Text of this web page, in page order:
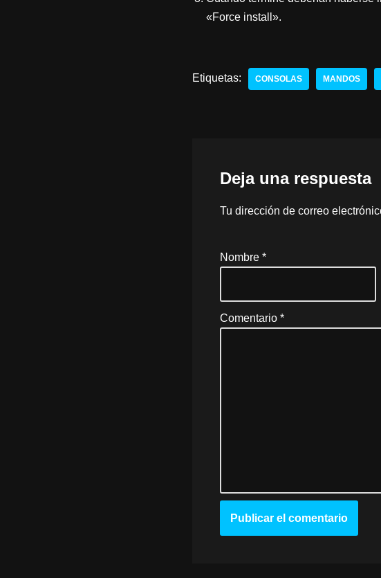
«Force install».
Etiquetas: CONSOLAS MANDOS
Deja una respuesta
Tu dirección de correo
Nombre *
Comentario *